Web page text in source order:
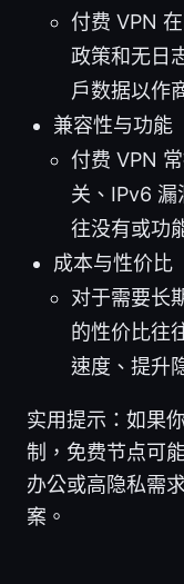
付费 VPN
政策和无日
户数据以作
兼容性与功能
付费 VPN
关、IPv6 漏
往没有或功
成本与性价比
对于需要长
的性价比往
速度、提升
实用提示：如果
制，免费节点可
办公或高隐私需
案。